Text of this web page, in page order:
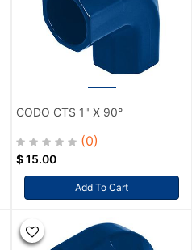
CODO CTS 1" X 90°
(0)
$15.00
Add To Cart